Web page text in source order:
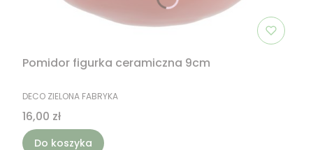
Pomidor figurka ceramiczna 9cm
PRODUCENT
DECO ZIELONA FABRYKA
Cena
16,00 zł
Do koszyka